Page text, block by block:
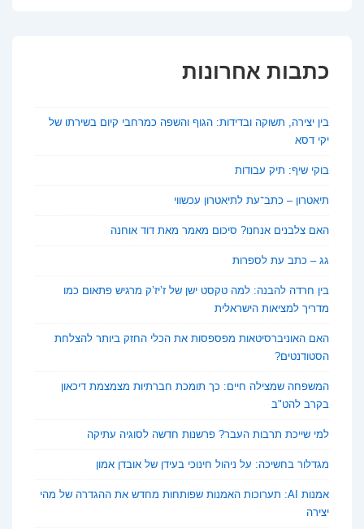
כתבות אחרונות
בין יצירה, תשוקה ובדידות: הגוף והשפה כמרחבי קיום בשירתו של
יקי דסא
בוקי שיף: תיק עבודות
תיאטרון – כתב־עת לתיאטרון עכשווי
האם צלבנים אנחנו? סיכום מאמר מאת דוד אוחנה
גג – כתב עת לספרות
בין חרדה להבנה: למה טקסט ישן של ז’יז’ק מרגיש פתאום כמו
מדריך למציאות הישראלית
האם האוניברסיטאות מפספסות את הכלי החזק ביותר להצלחת
הסטודנטים?
המשפחה שמצילה חיים: כך תומכת חברתיות מצמצמת דיכאון
בקרב להט"ב
למי שייכת תרבות העבר? פרשנות חדשה לסוגיה עתיקה
מגדלור בחשיכה: על ניהול חינוכי בעידן של אובדן אמון
אמנות AI: תערוכות האמנות שפותחות מחדש את ההגדרה של מהי
יצירה